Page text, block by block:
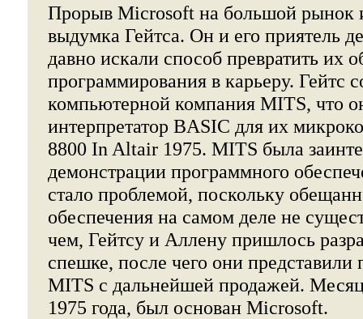
Прорыв Microsoft на большой рынок
выдумка Гейтса. Он и его приятель
давно искали способ превратить их
программирования в карьеру. Гейтс
компьютерной компания MITS, что
интерпретатор BASIC для их
8800 In Altair 1975. MITS была
демонстрации программного
стало проблемой, поскольку
обеспечения на самом деле не
чем, Гейтсу и Аллену пришлось
спешке, после чего они
MITS с дальнейшей продажей. Месяц
1975 года, был основан Microsoft.